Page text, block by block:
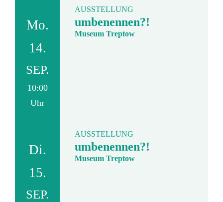
Mo.
14.
SEP.
10:00
Uhr
AUSSTELLUNG
umbenennen?!
Museum Treptow
Di.
15.
SEP.
AUSSTELLUNG
umbenennen?!
Museum Treptow